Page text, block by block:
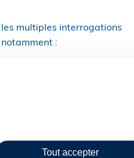
les multiples interrogations
:
dans une société
profession libérale
Tout accepter